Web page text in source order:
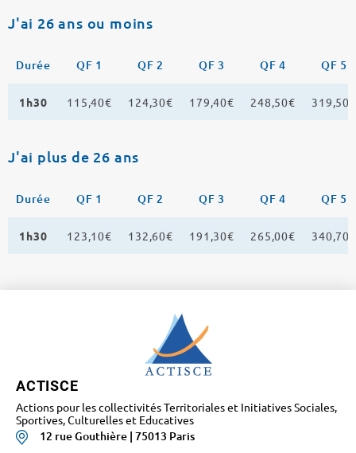
J'ai 26 ans ou moins
Durée QF 1 QF 2 QF 3 QF 4 QF 5
1h30 115,40€ 124,30€ 179,40€ 248,50€ 319,50€
J'ai plus de 26 ans
Durée QF 1 QF 2 QF 3 QF 4 QF 5
1h30 123,10€ 132,60€ 191,30€ 265,00€ 340,70€
ACTISCE
Actions pour les collectivités Territoriales et Initiatives Sociales,
Sportives, Culturelles et Educatives
12 rue Gouthière | 75013 Paris